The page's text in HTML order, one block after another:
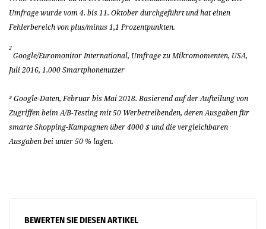
Umfrage wurde vom 4. bis 11. Oktober durchgeführt und hat einen
Fehlerbereich von plus/minus 1,1 Prozentpunkten.
2
Google/Euromonitor International, Umfrage zu Mikromomenten, USA,
Juli2016, 1.000Smartphonenutzer
³Google-Daten, Februar bis Mai 2018. Basierend auf der Aufteilung von
Zugriffen beim A/B-Testing mit 50 Werbetreibenden, deren Ausgaben für
smarte Shopping-Kampagnen über 4000$ und die vergleichbaren
Ausgaben bei unter 50% lagen.
BEWERTEN SIE DIESEN ARTIKEL